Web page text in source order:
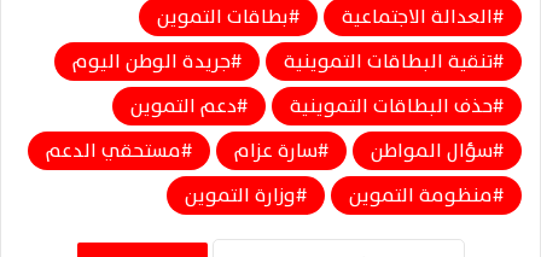
العدالة الاجتماعية
بطاقات التموين
تنقية البطاقات التموينية
جريدة الوطن اليوم
حذف البطاقات التموينية
دعم التموين
سؤال المواطن
سارة عزام
مستحقي الدعم
منظومة التموين
وزارة التموين